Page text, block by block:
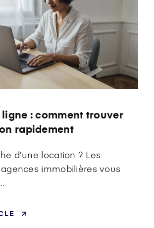
: comment trouver
rapidement
d’une location ? Les
immobilières vous